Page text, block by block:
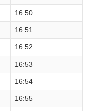
16:50
16:51
16:52
16:53
16:54
16:55